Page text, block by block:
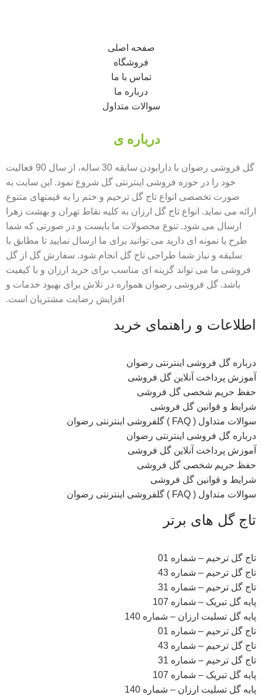
صفحه اصلی
فروشگاه
تماس با ما
درباره ما
سوالات متداول
درباره ی
گل فروشی رضوان با دارابودن سابقه 30 ساله، از سال 90 فعالیت
خود را در حوزه فروشی اینترنتی گل شروع نمود. این سایت به
صورت تخصصی انواع تاج گل ترحیم و ختم را به قیمتهای متنوع
ارائه می نماید. انواع تاج گل ارزان به کلیه نقاط تهران و بهشت زهرا
ارسال می شود. تنوع محصولات ما بایست و در صورتی که شما
طرح یا نمونه ای دارید می توانید برای ما ارسال نمایید تا مطابق با
سلیقه و نیاز شما طراحی تاج گل انجام شود. سفارش گل از گل
فروشی ما می تواند گزینه ای مناسب برای خرید ارزان و با کیفیت
باشد. گل فروشی رضوان همواره در تلاش برای بهبود خدمات و
افزایش رضایت مشتریان است.
اطلاعات و راهنمای خرید
درباره گل فروشی اینترنتی رضوان
آموزش پرداخت آنلاین گل فروشی
حفظ حریم شخصی گل فروشی
شرایط و قوانین گل فروشی
سوالات متداول ( FAQ ) گلفروشی اینترنتی رضوان
درباره گل فروشی اینترنتی رضوان
آموزش پرداخت آنلاین گل فروشی
حفظ حریم شخصی گل فروشی
شرایط و قوانین گل فروشی
سوالات متداول ( FAQ ) گلفروشی اینترنتی رضوان
تاج گل های برتر
تاج گل ترحیم – شماره 01
تاج گل ترحیم – شماره 43
تاج گل ترحیم – شماره 31
پایه گل تبریک – شماره 107
پایه گل تسلیت ارزان – شماره 140
تاج گل ترحیم – شماره 01
تاج گل ترحیم – شماره 43
تاج گل ترحیم – شماره 31
پایه گل تبریک – شماره 107
پایه گل تسلیت ارزان – شماره 140